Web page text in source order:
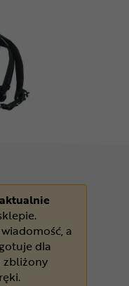
a
dla
zbliżony